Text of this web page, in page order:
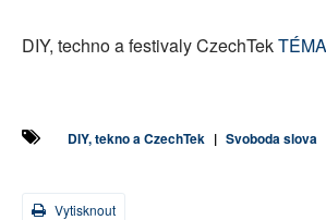
DIY, techno a festivaly CzechTek
DIY, tekno a CzechTek | Svoboda slova
Vytisknout